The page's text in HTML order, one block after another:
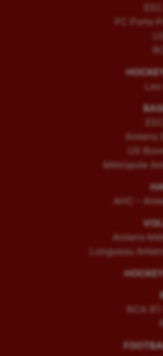
FC Porto
Amiens
US
Métropole
AHC –
Amiens
Longueau
RCA